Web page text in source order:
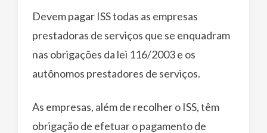
Devem pagar ISS todas as empresas
prestadoras de serviços que se enquadram
nas obrigações da lei 116/2003 e os
autônomos prestadores de serviços.
As empresas, além de recolher o ISS, têm
obrigação de efetuar o pagamento de